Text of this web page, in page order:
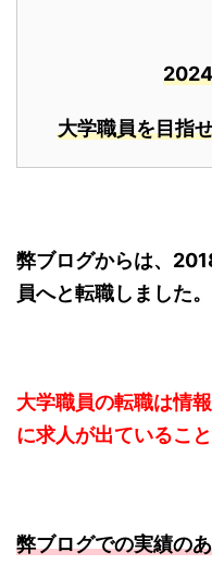
大学職員を目指
弊ブログからは、
員へと転職しました。
大学職員の転職は情
に求人が出ているこ
弊ブログでの実績の